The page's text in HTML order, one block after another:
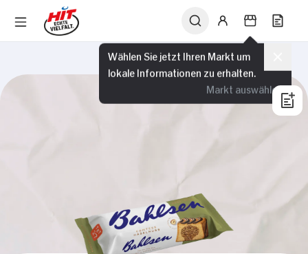
Wählen Sie jetzt Ihren Markt um
lokale Informationen zu erhalten.
Markt auswählen